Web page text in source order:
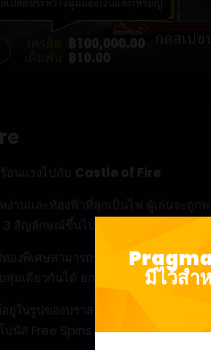
อนแรงไปกับ Castle of Fire
ง่านและท้องฟ้าที่ลุกเป็นไฟ ผู้เล่นจะถู
สัญลักษณ์ขึ้นไปจากซ้ายไปขวาเพื่อชนะ
งพิเศษสามารถปรากฏขึ้นบนรีลใดก็ไ
มเดียวกันได้ ยกเว้นสัญลักษณ์
นรูปของปราสาทเองสามารถปราก
นัส Free Spins โดยจะให้รางวัล 12 ฟ
มีไว้สำ